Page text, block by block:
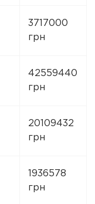
3717000
грн
42559440
грн
20109432
грн
1936578
грн